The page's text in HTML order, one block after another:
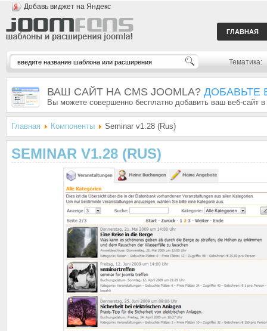
Добавь виджет на Яндекс
ГЛАВНАЯ
Тематика:
ВАШ САЙТ НА CMS JOOMLA? ДОБАВЬТЕ
Вы можете совершенно бесплатно добавить ваш веб-сайт
Главная Компоненты Seminar v1.28 (Rus)
SEMINAR V1.28 (RUS)